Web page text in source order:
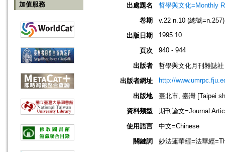
加值服務
出處題名
哲學與文化=Monthly
卷期
v.22 n.10 (總號=n.257)
出版日期
1995.10
頁次 940 - 944
出版者
哲學與文化月刊雜誌社
出版者網址
http://
出版地
臺北市, 臺灣 [Taipei
資料類型
期刊論文=Journal
使用語言
中文=Chinese
關鍵詞
妙法蓮華經=法華經